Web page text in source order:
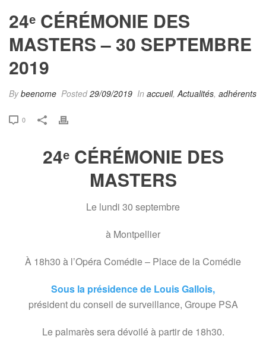
24ᵉ CÉRÉMONIE DES
MASTERS – 30 SEPTEMBRE
2019
Bybeenome Posted29/09/2019 In accueil, Actualités, adhérents
0
24ᵉ CÉRÉMONIE DES
MASTERS
Le lundi 30 septembre
à Montpellier
À 18h30 à l’Opéra Comédie – Place de la Comédie
Sous la présidence de Louis Gallois,
président du conseil de surveillance, Groupe PSA
Le palmarès sera dévoilé à partir de 18h30.